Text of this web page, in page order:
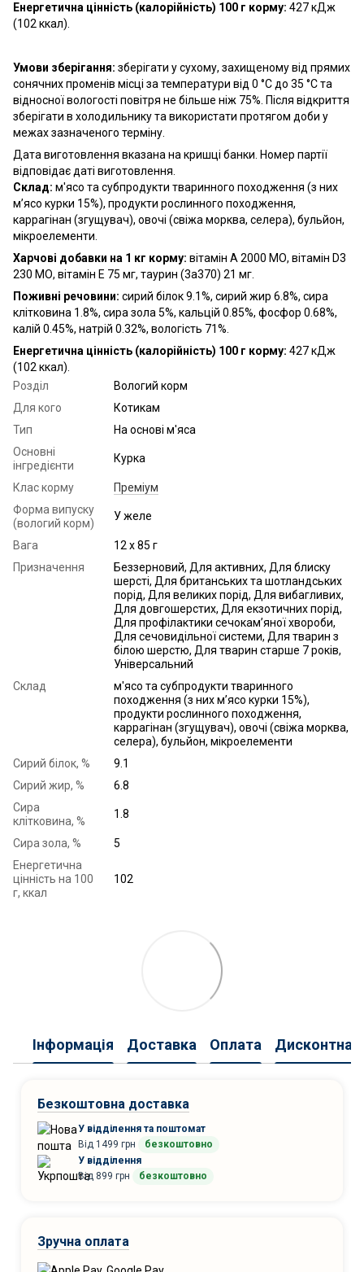
Енергетична цінність (калорійність) 100 г корму: 427 кДж
(102 ккал).
Умови зберігання: зберігати у сухому, захищеному від прямих
сонячних променів місці за температури від 0 °C до 35 °C та
відносної вологості повітря не більше ніж 75%. Після відкриття
зберігати в холодильнику та використати протягом доби у
межах зазначеного терміну.
Дата виготовлення вказана на кришці банки. Номер партії
відповідає даті виготовлення.
Склад: м'ясо та субпродукти тваринного походження (з них
м’ясо курки 15%), продукти рослинного походження,
каррагінан (згущувач), овочі (свіжа морква, селера), бульйон,
мікроелементи.
Харчові добавки на 1 кг корму: вітамін A 2000 МО, вітамін D3
230 МО, вітамін Е 75 мг, таурин (3а370) 21 мг.
Поживні речовини: сирий білок 9.1%, сирий жир 6.8%, сира
клітковина 1.8%, сира зола 5%, кальцій 0.85%, фосфор 0.68%,
калій 0.45%, натрій 0.32%, вологість 71%.
Енергетична цінність (калорійність) 100 г корму: 427 кДж
(102 ккал).
Розділ
Вологий корм
Для кого
Котикам
Тип
На основі м'яса
Основні
інгредієнти
Курка
Клас корму
Преміум
Форма випуску
(вологий корм)
У желе
Вага
12 х 85 г
Призначення
Беззерновий, Для активних, Для блиску
шерсті, Для британських та шотландських
порід, Для великих порід, Для вибагливих,
Для довгошерстих, Для екзотичних порід,
Для профілактики сечокам’яної хвороби,
Для сечовидільної системи, Для тварин з
білою шерстю, Для тварин старше 7 років,
Універсальний
Склад
м'ясо та субпродукти тваринного
походження (з них м’ясо курки 15%),
продукти рослинного походження,
каррагінан (згущувач), овочі (свіжа морква,
селера), бульйон, мікроелементи
Сирий білок, %
9.1
Сирий жир, %
6.8
Сира
клітковина, %
1.8
Cира зола, %
5
Енергетична
цінність на 100
г, ккал
102
Інформація Доставка Оплата Дисконтна
Безкоштовна доставка
У відділення та поштомат
Від 1499 грн
безкоштовно
У відділення
Від 899 грн
безкоштовно
Зручна оплата